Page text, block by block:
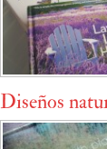
Diseños